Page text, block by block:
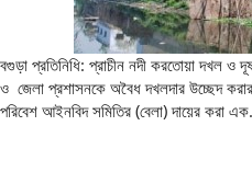
বগুড়া প্রতিনিধি: প্রাচীন নদী করতোয়া দখল ও
ও জেলা প্রশাসনকে অবৈধ দখলদার উচ্ছেদ করার
পরিবেশ আইনবিদ সমিতির (বেলা) দায়ের করা